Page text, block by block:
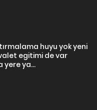
huyu yok yeni
egitimi de var
yere ya...